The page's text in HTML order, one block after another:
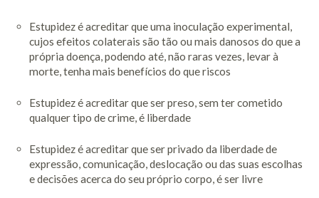
Mesoterapia
Homeopática
Sacro Craniana
Cursos
Formaçao Online
Destaques
Estupidez é acreditar que uma inoculação experimental,
cujos efeitos colaterais são tão ou mais danosos do que a
própria doença, podendo até, não raras vezes, levar à
morte, tenha mais benefícios do que riscos
Estupidez é acreditar que ser preso, sem ter cometido
qualquer tipo de crime, é liberdade
Estupidez é acreditar que ser privado da liberdade de
expressão, comunicação, deslocação ou das suas escolhas
e decisões acerca do seu próprio corpo, é ser livre